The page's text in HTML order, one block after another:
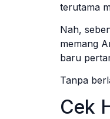
terutama
Nah,
memang
baru
Tanpa
Cek